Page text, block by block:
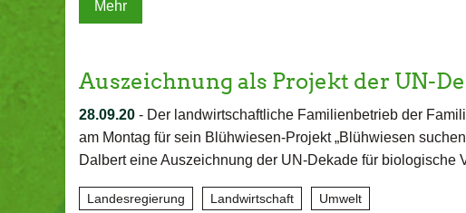
Mehr
Auszeichnung als Projekt der UN-
28.09.20 - Der landwirtschaftliche Familienbetrieb der
am Montag für sein Blühwiesen-Projekt „Blühwiesen
Dalbert eine Auszeichnung der UN-Dekade für biologische
Landesregierung Landwirtschaft Umwelt